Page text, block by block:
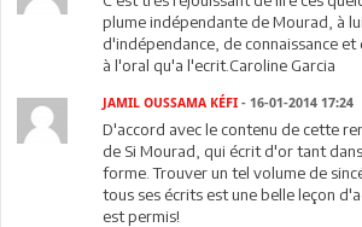
plume indépendante de Mourad, à
d'indépendance, de connaissance
à l'oral qu'a l'ecrit.Caroline Garcia
JAMIL OUSSAMA KÉFI - 16-01-2014 17:24
D'accord avec le contenu de cette
de Si Mourad, qui écrit d'or tant
forme. Trouver un tel volume de
tous ses écrits est une belle leçon
est permis!